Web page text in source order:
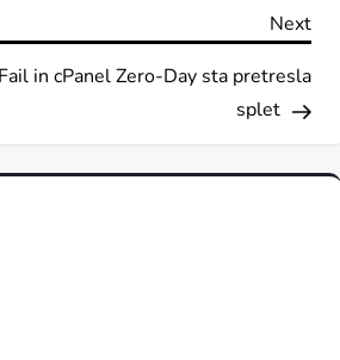
Next
Next
in cPanel Zero-Day sta pretresla
splet